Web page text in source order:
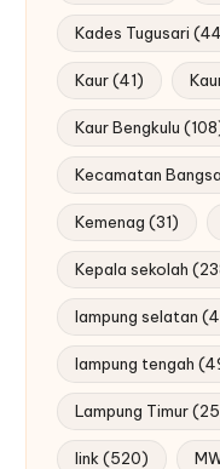
Kades Tugusari
Kaur(41)
Kaur Bengkulu
Kecamatan
Kemenag (31)
Kepala sekolah
lampung selatan
lampung tengah
Lampung Timur
link (520)